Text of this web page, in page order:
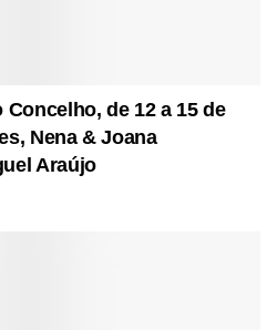
de 12 a 15 de
Nena & Joana
Araújo